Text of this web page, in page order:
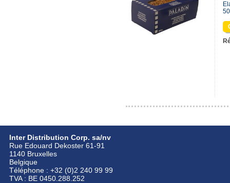
Inter Distribution Corp. sa/nv
Rue Edouard Dekoster 61-91
1140 Bruxelles
Belgique
Téléphone : +32 (0)2 240 99 99
TVA : BE 0450.288.252